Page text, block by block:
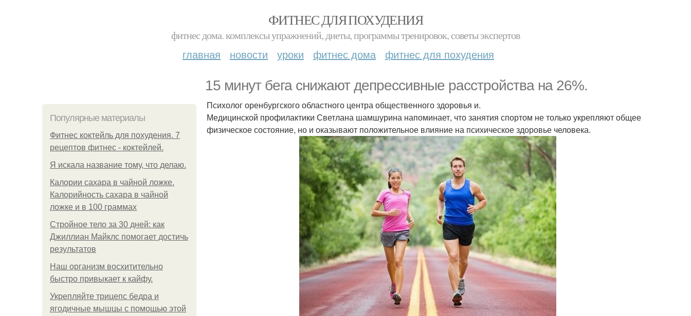
ФИТНЕС ДЛЯ ПОХУДЕНИЯ
фитнес дома. комплексы упражнений, диеты, программы тренировок, советы экспертов
главная новости уроки фитнес дома фитнес для похудения
15 минут бега снижают депрессивные расстройства на 26%.
Популярные материалы
Фитнес коктейль для похудения. 7
рецептов фитнес - коктейлей.
Я искала название тому, что делаю.
Калории сахара в чайной ложке.
Калорийность сахара в чайной
ложке и в 100 граммах
Стройное тело за 30 дней: как
Джиллиан Майклс помогает достичь
результатов
Наш организм восхитительно
быстро привыкает к кайфу.
Укрепляйте трицепс бедра и
ягодичные мышцы с помощью этой
Психолог оренбургского областного центра общественного здоровья и.
Медицинской профилактики Светлана шамшурина напоминает, что занятия спортом не только укрепляют общее
физическое состояние, но и оказывают положительное влияние на психическое здоровье человека.